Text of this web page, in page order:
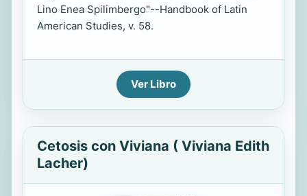
Lino Enea Spilimbergo"--Handbook of Latin
American Studies, v. 58.
Ver Libro
Cetosis con Viviana ( Viviana Edith
Lacher)